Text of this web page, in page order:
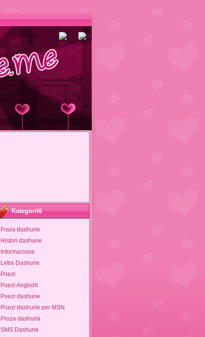
Kategoritë
Fraza dashurie
Histori dashurie
Informacione
Letra Dashurie
Poezi
Poezi Anglisht
Poezi dashurie
Poezi dashurie per MSN
Proza dashuria
SMS Dashurie